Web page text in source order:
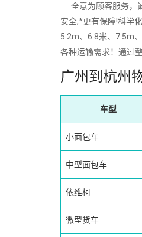
全意为顾客服务，
安全,*更有保障!科学
5.2m、6.8米、7.5m
各种运输需求！通过
广州到杭州
车型
小面包车
中型面包车
依维柯
微型货车